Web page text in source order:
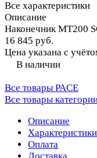
Все характеристики
Описание
Наконечник MT200
16 845 руб.
Цена указана с
В наличии
Все товары PACE
Все товары
Описание
Характеристики
Оплата